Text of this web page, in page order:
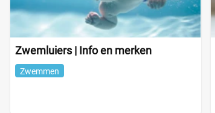
Zwemluiers | Info en merken
Zwemmen